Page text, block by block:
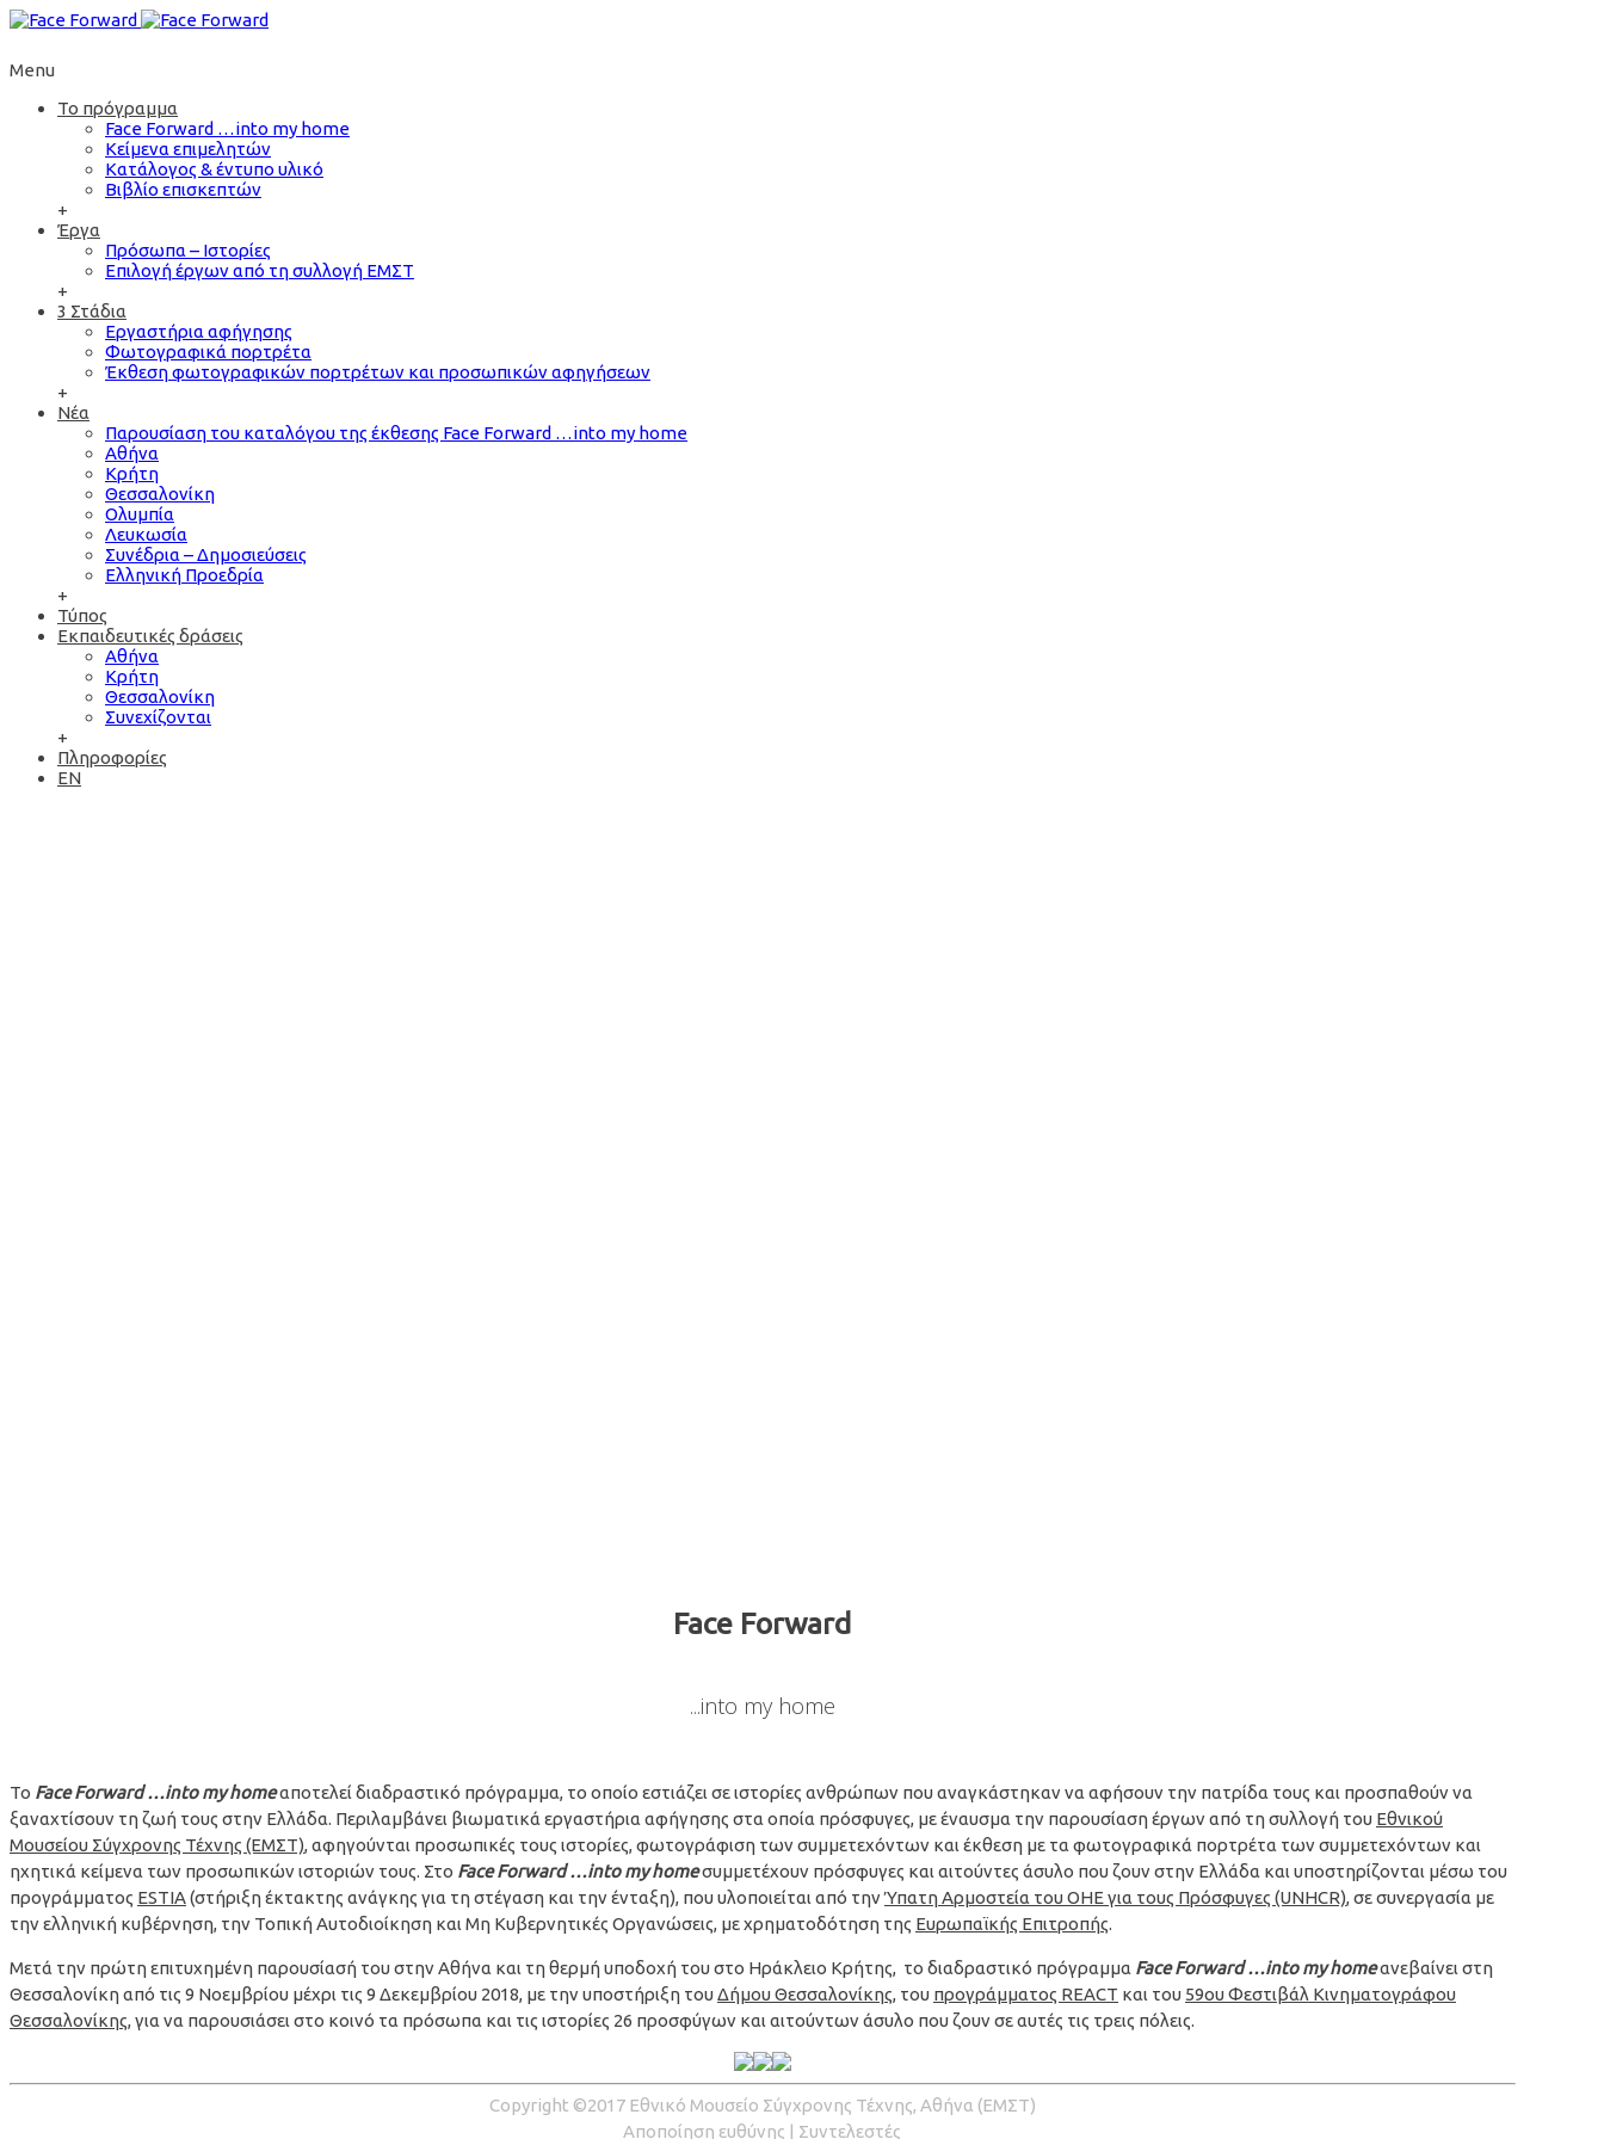
Menu
Το πρόγραμμα
Face Forward …into my home
Κείμενα επιμελητών
Κατάλογος & έντυπο υλικό
Βιβλίο επισκεπτών
+
Έργα
Πρόσωπα – Ιστορίες
Επιλογή έργων από τη συλλογή ΕΜΣΤ
+
3 Στάδια
Εργαστήρια αφήγησης
Φωτογραφικά πορτρέτα
Έκθεση φωτογραφικών πορτρέτων και προσωπικών αφηγήσεων
+
Νέα
Παρουσίαση του καταλόγου της έκθεσης Face Forward …into my home
Αθήνα
Κρήτη
Θεσσαλονίκη
Ολυμπία
Λευκωσία
Συνέδρια – Δημοσιεύσεις
Ελληνική Προεδρία
+
Τύπος
Εκπαιδευτικές δράσεις
Αθήνα
Κρήτη
Θεσσαλονίκη
Συνεχίζονται
+
Πληροφορίες
EN
Face Forward
...into my home
Το Face Forward …into my homeαποτελεί διαδραστικό πρόγραμμα, το οποίο εστιάζει σε ιστορίες ανθρώπων που αναγκάστηκαν να αφήσουν την πατρίδα τους και προσπαθούν να
ξαναχτίσουν τη ζωή τους στην Ελλάδα. Περιλαμβάνει βιωματικά εργαστήρια αφήγησης στα οποία πρόσφυγες, με έναυσμα την παρουσίαση έργων από τη συλλογή του Εθνικού
Μουσείου Σύγχρονης Τέχνης (ΕΜΣΤ), αφηγούνται προσωπικές τους ιστορίες, φωτογράφιση των συμμετεχόντων και έκθεση με τα φωτογραφικά πορτρέτα των συμμετεχόντων και
ηχητικά κείμενα των προσωπικών ιστοριών τους. Στο Face Forward …into my homeσυμμετέχουν πρόσφυγες και αιτούντες άσυλο που ζουν στην Ελλάδα και υποστηρίζονται μέσω του
προγράμματος ESTIA(στήριξη έκτακτης ανάγκης για τη στέγαση και την ένταξη), που υλοποιείται από τηνΎπατη Αρμοστεία του ΟΗΕ για τους Πρόσφυγες (UNHCR),σε συνεργασία με
την ελληνική κυβέρνηση, την Τοπική Αυτοδιοίκηση και Μη Κυβερνητικές Οργανώσεις, με χρηματοδότηση της Ευρωπαϊκής Επιτροπής.
Μετά την πρώτη επιτυχημένη παρουσίασή του στην Αθήνα και τη θερμή υποδοχή του στο Ηράκλειο Κρήτης, το διαδραστικό πρόγραμμα Face Forward …into my homeανεβαίνει στη
Θεσσαλονίκη από τις 9 Νοεμβρίου μέχρι τις 9 Δεκεμβρίου 2018, με την υποστήριξη τουΔήμου Θεσσαλονίκης, του προγράμματος REACT και του 59ου Φεστιβάλ Κινηματογράφου
Θεσσαλονίκης, για να παρουσιάσει στο κοινό τα πρόσωπα και τις ιστορίες 26 προσφύγων και αιτούντων άσυλο που ζουν σε αυτές τις τρεις πόλεις.
Copyright ©2017 Εθνικό Μουσείο Σύγχρονης Τέχνης, Αθήνα (ΕΜΣΤ)
Αποποίηση ευθύνης | Συντελεστές